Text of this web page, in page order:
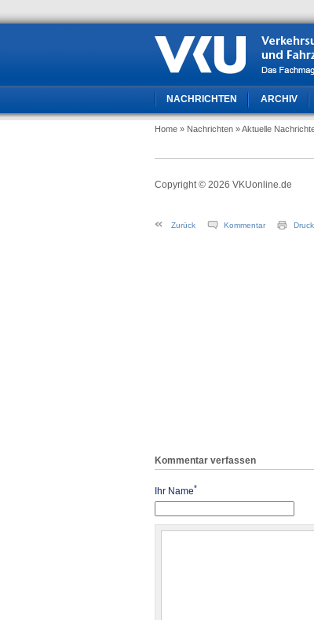
NACHRICHTEN ARCHIV
Home » Nachrichten » Aktuelle
Copyright © 2026 VKUonline.de
Zurück Kommentar
Kommentar verfassen
Ihr Name*